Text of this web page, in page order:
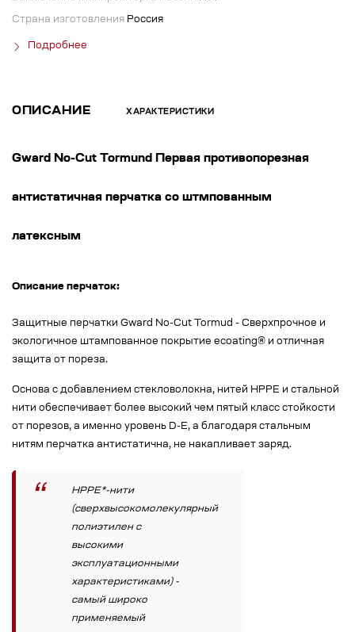
Страна изготовления Россия
Подробнее
ОПИСАНИЕ ХАРАКТЕРИСТИКИ
Gward No-Cut Tormund Первая противопорезная
антистатичная перчатка со штмпованным
латексным
Описание перчаток:
Защитные перчатки Gward No-Cut Tormud - Сверхпрочное и
экологичное штампованное покрытие ecoating® и отличная
защита от пореза.
Основа с добавлением стекловолокна, нитей HPPE и стальной
нити обеспечивает более высокий чем пятый класс стойкости
от порезов, а именно уровень D-E, а благодаря стальным
нитям перчатка антистатична, не накапливает заряд.
HPPE*-нити
(сверхвысокомолекулярный
полиэтилен с
высокими
эксплуатационными
характеристиками) -
самый широко
применяемый